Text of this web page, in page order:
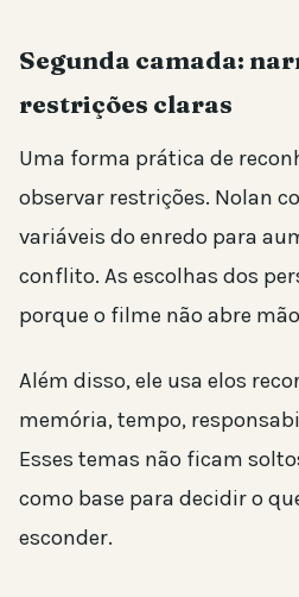
Segunda camada:
restrições claras
Uma forma prática de
observar restrições. Nolan
variáveis do enredo para
conflito. As escolhas dos
porque o filme não abre
Além disso, ele usa elos
memória, tempo,
Esses temas não ficam
como base para decidir o
esconder.